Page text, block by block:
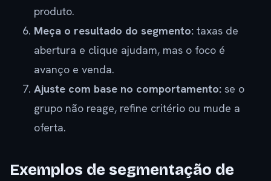
produto.
Meça o resultado do segmento: taxas de
abertura e clique ajudam, mas o foco é
avanço e venda.
Ajuste com base no comportamento: se o
grupo não reage, refine critério ou mude a
oferta.
Exemplos de segmentação de